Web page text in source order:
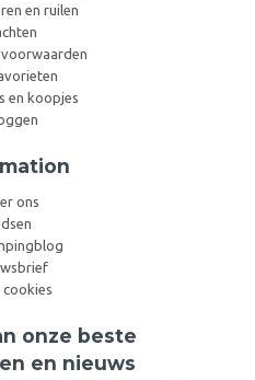
en ruilen
en koopjes
ons
cookies
onze beste
en nieuws